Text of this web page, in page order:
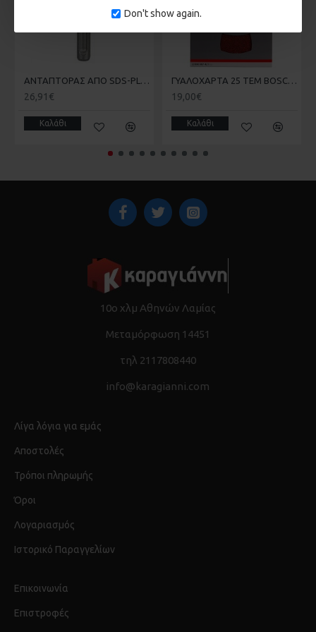
Don't show again.
ΑΝΤΑΠΤΟΡΑΣ ΑΠΟ SDS-PLUS ΣΕ ΜΥΤΗ 1/4 ΜΕ ΜΑΓΝΗΤΗ BOSCH 2607000206
26,91€
Καλάθι
ΓΥΑΛΟΧΑΡΤΑ 25 ΤΕΜ BOSCH 2608607417-720 102X62X93mm
19,00€
Καλάθι
10ο χλμ Αθηνών Λαμίας
Μεταμόρφωση 14451
τηλ 2117808440
info@karagianni.com
Λίγα λόγια για εμάς
Αποστολές
Τρόποι πληρωμής
Όροι
Λογαριασμός
Ιστορικό Παραγγελίων
Επικοινωνία
Επιστροφές